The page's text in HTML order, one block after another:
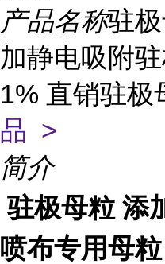
产品名称驻
加静电吸附
1% 直销驻极
品 >
简介
驻极母粒 添
喷布专用母